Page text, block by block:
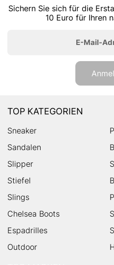
Sichern Sie sich für die
10 Euro für Ihren
E-Mail-
TOP KATEGORIEN
Sneaker
Sandalen
Slipper
Stiefel
Slings
Chelsea Boots
Espadrilles
Outdoor